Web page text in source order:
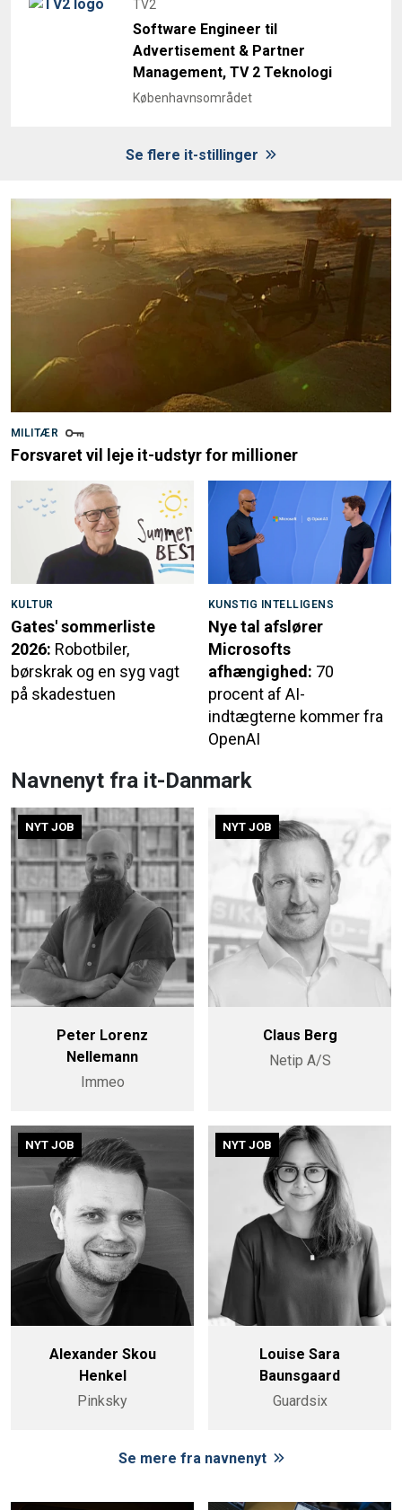
TV2
Software Engineer til
Advertisement & Partner
Management, TV 2 Teknologi
Københavnsområdet
Se flere it-stillinger
MILITÆR
Forsvaret vil leje it-udstyr for millioner
KULTUR
Gates' sommerliste
2026: Robotbiler,
børskrak og en syg vagt
på skadestuen
KUNSTIG INTELLIGENS
Nye tal afslører
Microsofts
afhængighed: 70
procent af AI-
indtægterne kommer fra
OpenAI
Navnenyt fra it-Danmark
NYT JOB
Peter Lorenz
Nellemann
Immeo
NYT JOB
Claus Berg
Netip A/S
NYT JOB
Alexander Skou
Henkel
Pinksky
NYT JOB
Louise Sara
Baunsgaard
Guardsix
Se mere fra navnenyt